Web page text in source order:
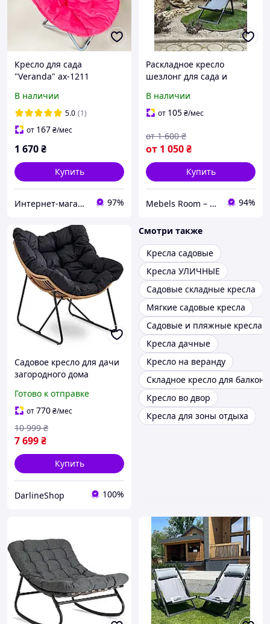
Кресло для сада
"Veranda" ax-1211
В наличии
5.0 (1)
от 167₴/мес
1 670₴
Купить
Интернет-магазин "KrazAuto" 97%
Раскладное кресло
шезлонг для сада и
В наличии
от 105₴/мес
от 1 050₴
от 1 600 ₴
Купить
Mebels Room – ми за комфорт та зручність для вас 94%
Садовое кресло для дачи
загородного дома
для двора беседки сада
Готово к отправке
от770₴/мес
7 699₴
10 999 ₴
Купить
DarlineShop 100%
Смотри также
Кресла садовые
Кресла УЛИЧНЫЕ
Садовые складные кресла
Мягкие садовые кресла
Садовые и пляжные кресла
Кресла дачные
Кресло на веранду
Складное кресло для балкона
Кресло во двор
Кресла для зоны отдыха